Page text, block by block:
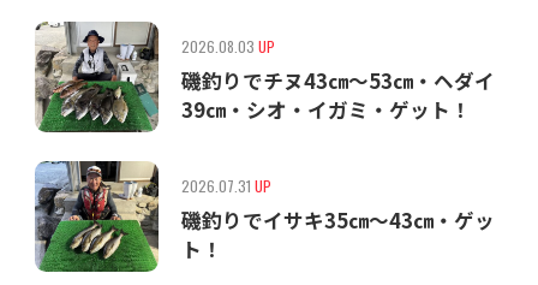
2026.08.03 UP
磯釣りでチヌ43㎝〜53㎝・ヘダイ
39㎝・シオ・イガミ・ゲット！
2026.07.31 UP
磯釣りでイサキ35㎝〜43㎝・ゲッ
ト！